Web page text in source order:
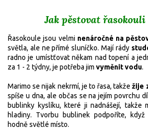
Jak pěstovat řasokouli
Řasokoule jsou velmi nenáročné na
světla, ale ne přímé sluníčko. Mají rády
radno je umístťovat někam nad topení a
za 1 - 2 týdny, je potřeba jim vyměnit vodu.
Marimo se nijak nekrmí, je to řasa, takžežije
spíše u dna, ale občas se na jejím povrchu
bublinky kyslíku, které ji nadnášejí, takže
hladiny. Tvorbu bublinek podpoříte,
hodně světlé místo.